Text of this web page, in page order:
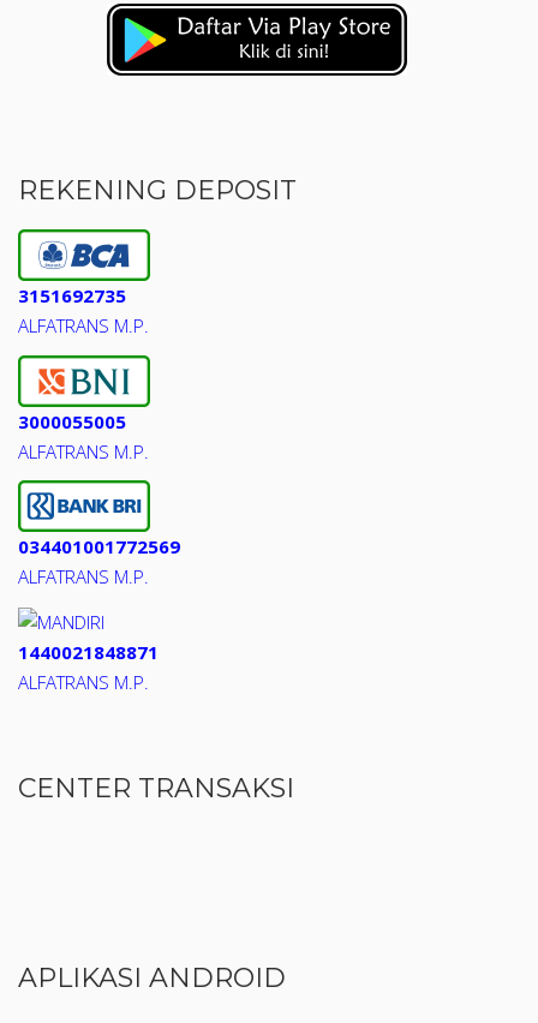
REKENING DEPOSIT
3151692735
ALFATRANS M.P.
3000055005
ALFATRANS M.P.
034401001772569
ALFATRANS M.P.
1440021848871
ALFATRANS M.P.
CENTER TRANSAKSI
APLIKASI ANDROID